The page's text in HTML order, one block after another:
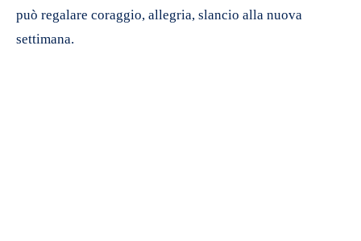
può regalare coraggio, allegria, slancio alla nuova
settimana.